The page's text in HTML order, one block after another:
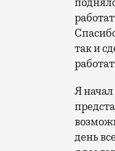
так и
Я
день